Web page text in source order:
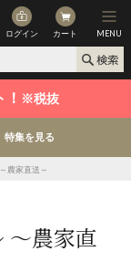
ログイン カート MENU
※税抜
特集を見る
農家直送～
～農家直